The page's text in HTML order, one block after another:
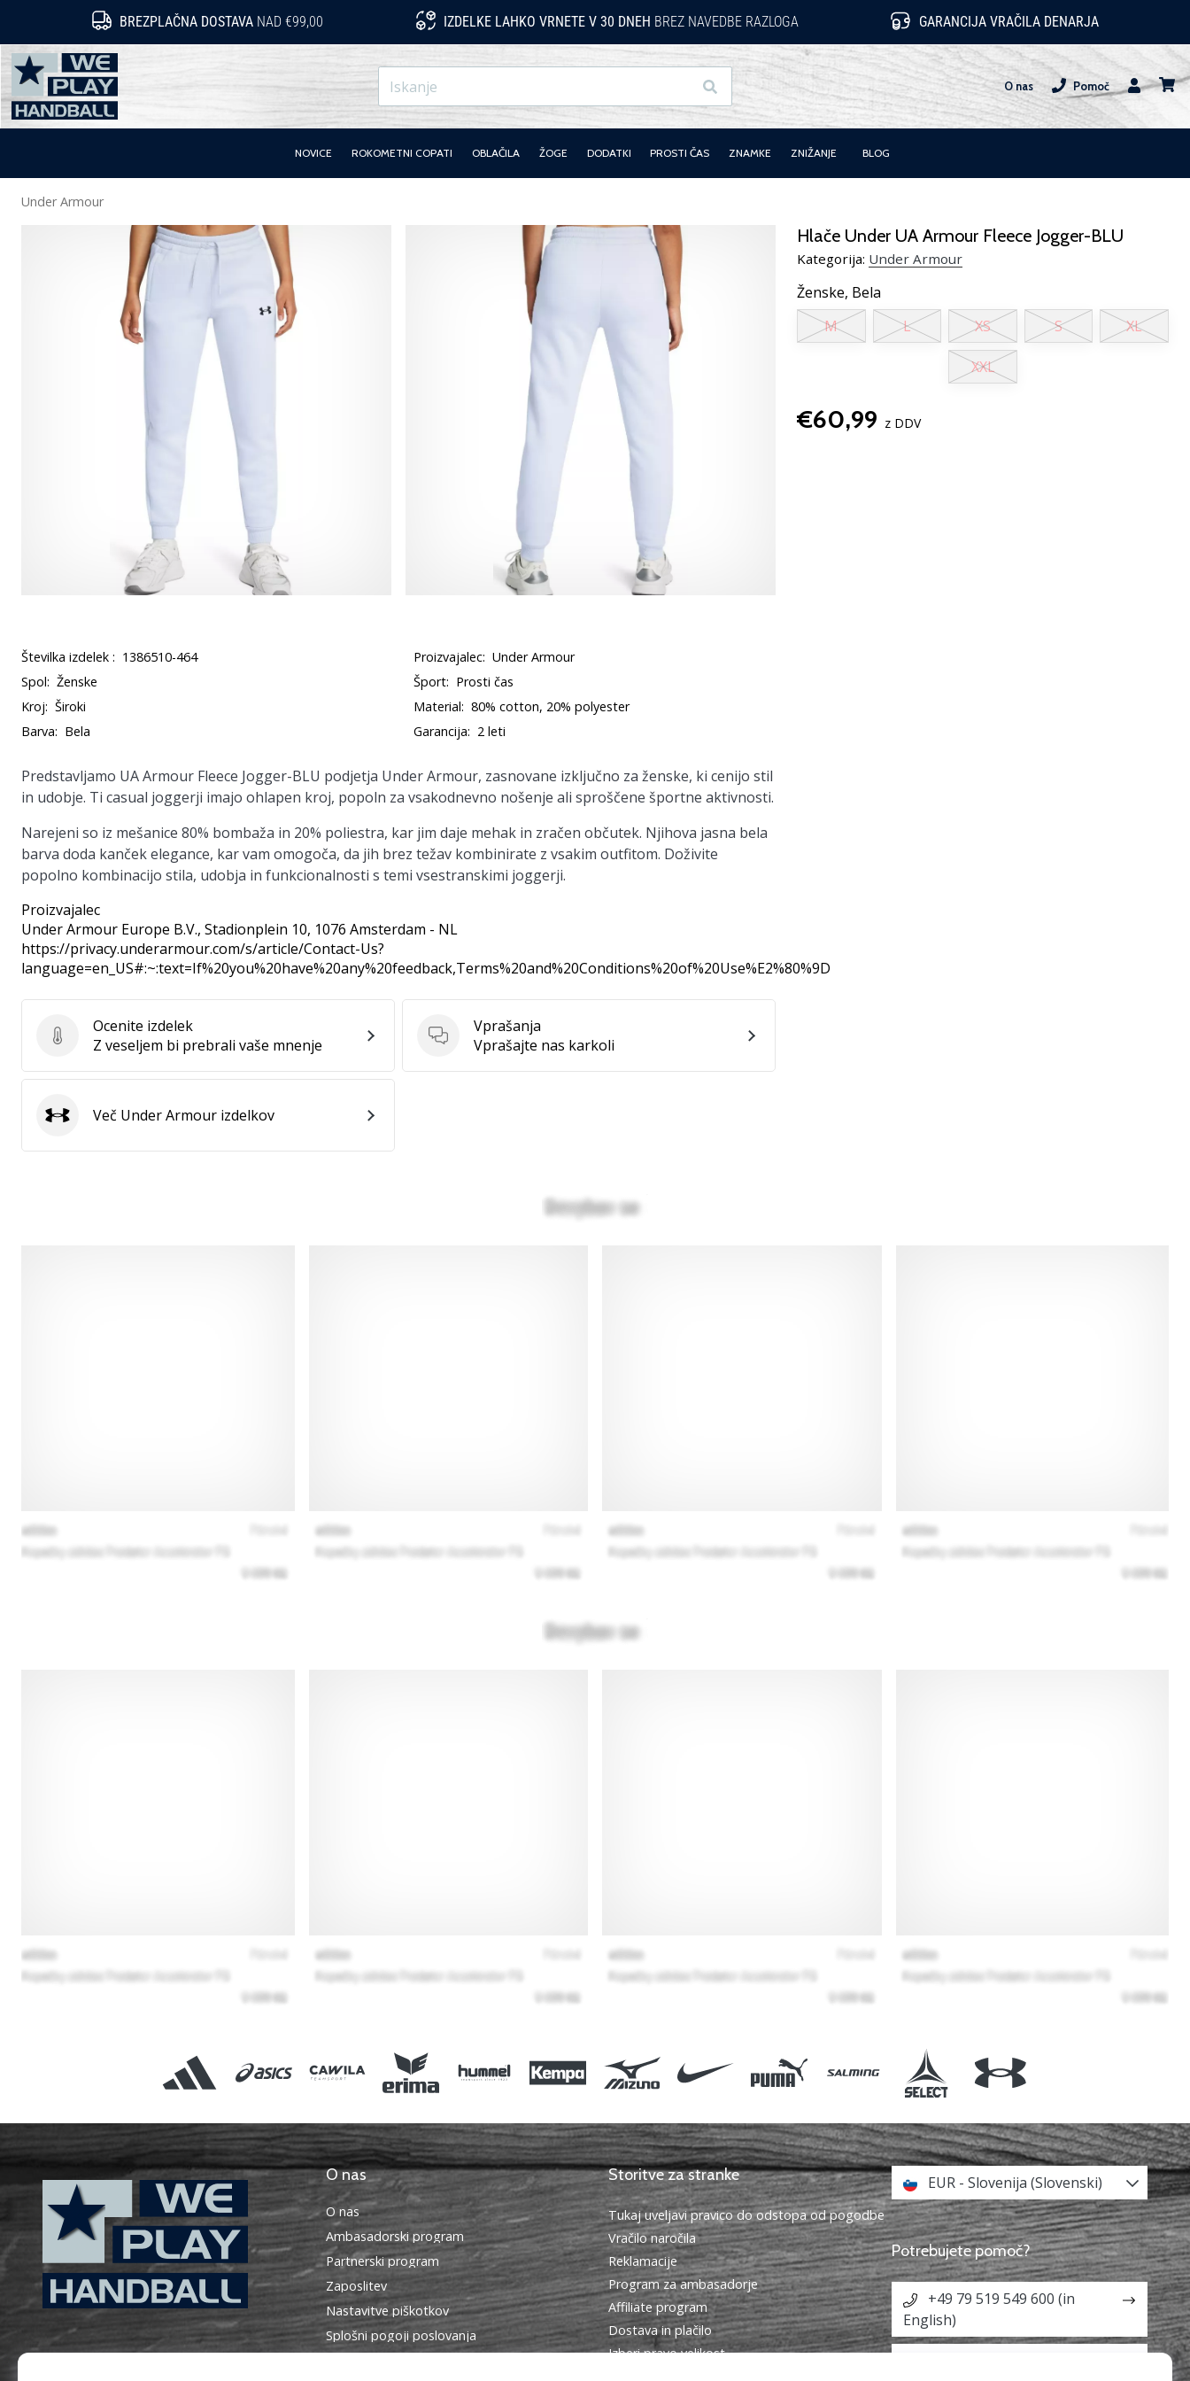
BREZPLAČNA DOSTAVA NAD €99,00 IZDELKE LAHKO VRNETE V 30 DNEH BREZ NAVEDBE RAZLOGA GARANCIJA VRAČILA DENARJA
WePlayHandball.si
Iskanje O nas
Pomoč
Uporabnik
NOVICE ROKOMETNI COPATI OBLAČILA ŽOGE DODATKI PROSTI ČAS ZNAMKE ZNIŽANJE BLOG
Under Armour
Hlače Under UA Armour Fleece Jogger-BLU
Kategorija: Under Armour
Ženske, Bela
M
L XS S XL
XXL
€60,99 z DDV
Številka izdelek : 1386510-464 Proizvajalec: Under Armour
Spol: Ženske Šport: Prosti čas
Kroj: Široki Material: 80% cotton, 20% polyester
Barva: Bela Garancija: 2 leti
Predstavljamo UA Armour Fleece Jogger-BLU podjetja Under Armour, zasnovane izključno za ženske, ki cenijo stil
in udobje. Ti casual joggerji imajo ohlapen kroj, popoln za vsakodnevno nošenje ali sproščene športne aktivnosti.
Narejeni so iz mešanice 80% bombaža in 20% poliestra, kar jim daje mehak in zračen občutek. Njihova jasna bela
barva doda kanček elegance, kar vam omogoča, da jih brez težav kombinirate z vsakim outfitom. Doživite
popolno kombinacijo stila, udobja in funkcionalnosti s temi vsestranskimi joggerji.
Proizvajalec
Under Armour Europe B.V., Stadionplein 10, 1076 Amsterdam - NL
https://privacy.underarmour.com/s/article/Contact-Us?
language=en_US#:~:text=If%20you%20have%20any%20feedback,Terms%20and%20Conditions%20of%20Use%E2%80%9D
Ocenite izdelek
Ocenite izdelek
Z veseljem bi prebrali vaše mnenje
Vprašanja
Vprašanja
Vprašajte nas karkoli
Under Armour
Več Under Armour izdelkov
WePlayHandball.si
O nas
O nas
Ambasadorski program
Partnerski program
Zaposlitev
Nastavitve piškotkov
Splošni pogoji poslovanja
Storitve za stranke
Tukaj uveljavi pravico do odstopa od pogodbe
Vračilo naročila
Reklamacije
Program za ambasadorje
Affiliate program
Dostava in plačilo
Izberi pravo velikost
EUR - Slovenija (Slovenski)
Potrebujete pomoč?
+49 79 519 549 600 (in
English)